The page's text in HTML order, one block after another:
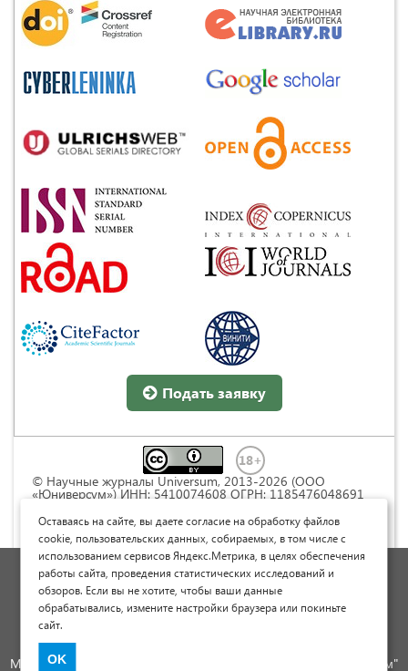
Подать заявку
© Научные журналы Universum, 2013-2026 (ООО
«Юниверсум») ИНН: 5410074608 ОГРН: 1185476048691
Commons « Attribution» («Атрибуция») 4.0
Непортированная
Политика обработки персональных данных
Договор оферты
Опубликовать научную статью
Международный научно-исследовательский журнал "Юниверсум"
Оставаясь на сайте, вы даете согласие на обработку файлов
cookie, пользовательских данных, собираемых, в том числе с
использованием сервисов Яндекс.Метрика, в целях обеспечения
работы сайта, проведения статистических исследований и
обзоров. Если вы не хотите, чтобы ваши данные
обрабатывались, измените настройки браузера или покиньте
сайт.
OK